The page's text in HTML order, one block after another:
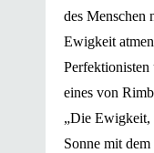
des Menschen
Ewigkeit
eines von
„Die Ewigkeit,
Sonne mit